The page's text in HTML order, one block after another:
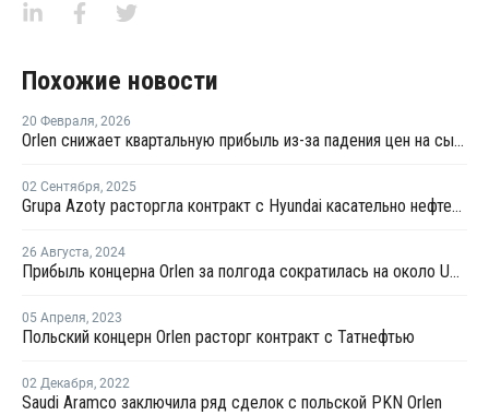
Похожие новости
20 Февраля, 2026
Orlen снижает квартальную прибыль из-за падения цен на сырье
02 Сентября, 2025
Grupa Azoty расторгла контракт с Hyundai касательно нефтехимического проекта в Польше
26 Августа, 2024
Прибыль концерна Orlen за полгода сократилась на около USD3,3 млрд
05 Апреля, 2023
Польский концерн Orlen расторг контракт с Татнефтью
02 Декабря, 2022
Saudi Aramco заключила ряд сделок с польской PKN Orlen